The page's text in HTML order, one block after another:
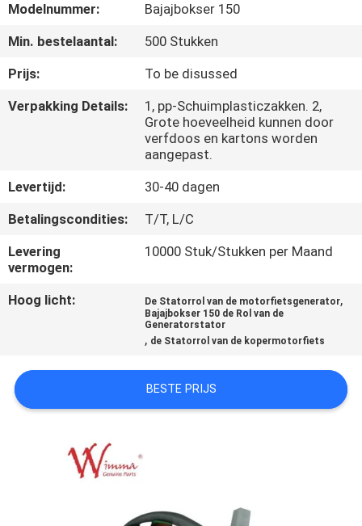
KWALITEITSCONTROLE
NIEUWS
OFFERTE
SITEMAP
PRIVACYBELEID
Modelnummer:
Bajajbokser 150
Min. bestelaantal:
500 Stukken
Prijs:
To be disussed
Verpakking Details:
1, pp-Schuimplasticzakken. 2,
Grote hoeveelheid kunnen door
verfdoos en kartons worden
aangepast.
Levertijd:
30-40 dagen
Betalingscondities:
T/T, L/C
Levering
vermogen:
10000 Stuk/Stukken per Maand
Hoog licht: De Statorrol van de motorfietsgenerator,
Bajajbokser 150 de Rol van de
Generatorstator
, de Statorrol van de kopermotorfiets
BESTE PRIJS